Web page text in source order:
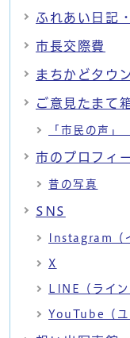
ふれあい日記
市長交際費
まちかどタウ
ご意見たまて
「市民の声」
市のプロフィ
昔の写真
SNS
Instagram（
X
LINE（ライン
YouTube（ユ